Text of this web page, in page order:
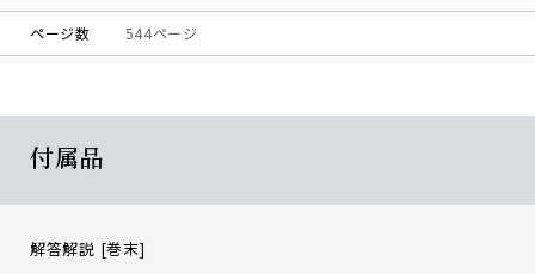
ページ数 544ページ
付属品
解答解説 [巻末]